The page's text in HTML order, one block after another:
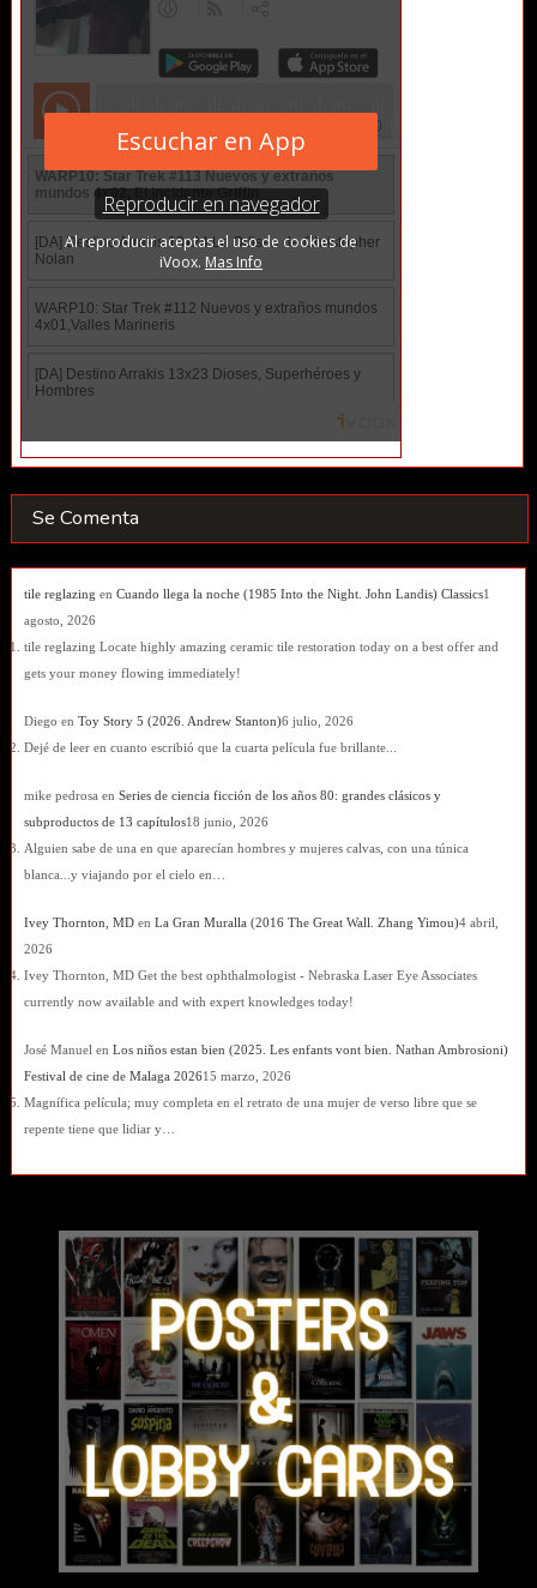
Se Comenta
tile reglazing en Cuando llega la noche (1985 Into the Night. John Landis) Classics1
agosto, 2026
tile reglazing Locate highly amazing ceramic tile restoration today on a best offer and
gets your money flowing immediately!
Diego en Toy Story 5 (2026. Andrew Stanton)6 julio, 2026
Dejé de leer en cuanto escribió que la cuarta película fue brillante...
mike pedrosa en Series de ciencia ficción de los años 80: grandes clásicos y
subproductos de 13 capítulos18 junio, 2026
Alguien sabe de una en que aparecían hombres y mujeres calvas, con una túnica
blanca...y viajando por el cielo en…
Ivey Thornton, MDen La Gran Muralla (2016 The Great Wall. Zhang Yimou)4 abril,
2026
Ivey Thornton, MD Get the best ophthalmologist - Nebraska Laser Eye Associates
currently now available and with expert knowledges today!
José Manuel en Los niños estan bien (2025. Les enfants vont bien. Nathan Ambrosioni)
Festival de cine de Malaga 202615 marzo, 2026
Magnífica película; muy completa en el retrato de una mujer de verso libre que se
repente tiene que lidiar y…